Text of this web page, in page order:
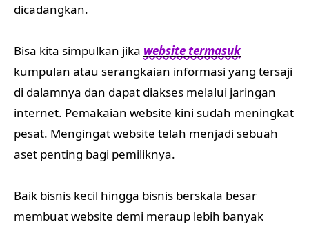
dicadangkan.
Bisa kita simpulkan jika website termasuk
kumpulan atau serangkaian informasi yang tersaji
di dalamnya dan dapat diakses melalui jaringan
internet. Pemakaian website kini sudah meningkat
pesat. Mengingat website telah menjadi sebuah
aset penting bagi pemiliknya.
Baik bisnis kecil hingga bisnis berskala besar
membuat website demi meraup lebih banyak